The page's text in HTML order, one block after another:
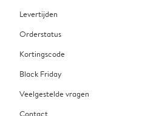
Levertijden
Orderstatus
Kortingscode
Black Friday
Veelgestelde vragen
Contact